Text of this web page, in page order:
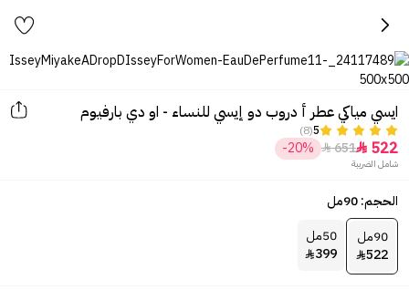
ايسي مياكي عطر أ دروب دو إيسي للنساء - او دي بارفيوم
5
(8)
522

651

-20%
شامل الضريبة
الحجم: 90مل
90مل
522

50مل
399
